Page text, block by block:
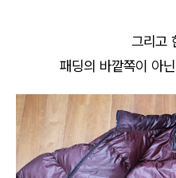
그리고
패딩의 바깥쪽이 아